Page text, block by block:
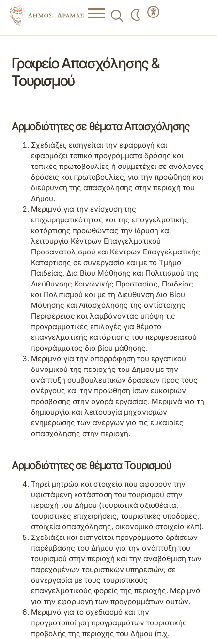
Γραφείο Απασχόλησης &
Τουρισμού
Αρμοδιότητες σε θέματα Απασχόλησης
Σχεδιάζει, εισηγείται την εφαρμογή και
εφαρμόζει τοπικά προγράμματα δράσης και
τοπικές πρωτοβουλίες ή συμμετέχει σε ανάλογες
δράσεις και πρωτοβουλίες, για την προώθηση και
διεύρυνση της απασχόλησης στην περιοχή του
Δήμου.
Μεριμνά για την ενίσχυση της
επιχειρηματικότητας και της επαγγελματικής
κατάρτισης προωθώντας την ίδρυση και
λειτουργία Κέντρων Επαγγελματικού
Προσανατολισμού και Κέντρων Επαγγελματικής
Κατάρτισης σε συνεργασία και με το Τμήμα
Παιδείας, Δια Βίου Μάθησης και Πολιτισμού της
Διεύθυνσης Κοινωνικής Προστασίας, Παιδείας
και Πολιτισμού και με τη Διεύθυνση Δια Βίου
Μάθησης και Απασχόλησης της αντίστοιχης
Περιφέρειας και λαμβάνοντας υπόψη τις
προγραμματικές επιλογές για θέματα
επαγγελματικής κατάρτισης του περιφερειακού
προγράμματος δια βίου μάθησης.
Μεριμνά για την απορρόφηση του εργατικού
δυναμικού της περιοχής του Δήμου με την
ανάπτυξη συμβουλευτικών δράσεων προς τους
ανέργους και την προώθηση ίσων ευκαιριών
πρόσβασης στην αγορά εργασίας. Μεριμνά για τη
δημιουργία και λειτουργία μηχανισμών
ενημέρωσης των ανέργων για τις ευκαιρίες
απασχόλησης στην περιοχή.
Αρμοδιότητες σε θέματα Τουρισμού
Τηρεί μητρώα και στοιχεία που αφορούν την
υφιστάμενη κατάσταση του τουρισμού στην
περιοχή του Δήμου (τουριστικά αξιοθέατα,
τουριστικές επιχειρήσεις, τουριστικές υποδομές,
στοιχεία απασχόλησης, οικονομικά στοιχεία κλπ).
Σχεδιάζει και εισηγείται προγράμματα δράσεων
παρέμβασης του Δήμου για την ανάπτυξη του
τουρισμού στην περιοχή και την αναβάθμιση των
παρεχομένων τουριστικών υπηρεσιών, σε
συνεργασία με τους τουριστικούς
επαγγελματικούς φορείς της περιοχής. Μεριμνά
για την εφαρμογή των προγραμμάτων αυτών.
Μεριμνά για το σχεδιασμό και την
πραγματοποίηση προγραμμάτων τουριστικής
προβολής της περιοχής του Δήμου (π.χ.